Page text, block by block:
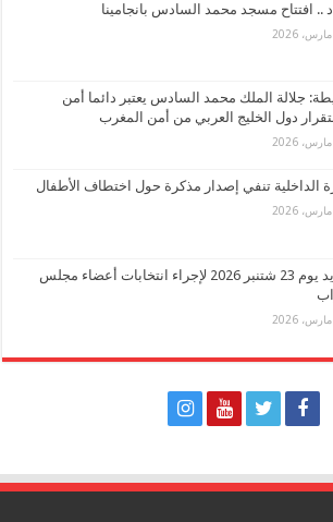
.. افتتاح مسجد محمد السادس بانجامينا
جلالة الملك محمد السادس يعتبر دائما أمن
دول الخليج العربي من أمن المغرب
الداخلية تنفي إصدار مذكرة حول اختطاف الأطفال
تحديد يوم 23 شتنبر 2026 لإجراء انتخابات أعضاء مجلس